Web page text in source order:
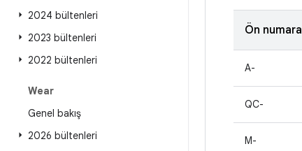
2024 bültenleri
2023 bültenleri
2022 bültenleri
Wear
Genel bakış
2026 bültenleri
Ön numara
A-
QC-
M-